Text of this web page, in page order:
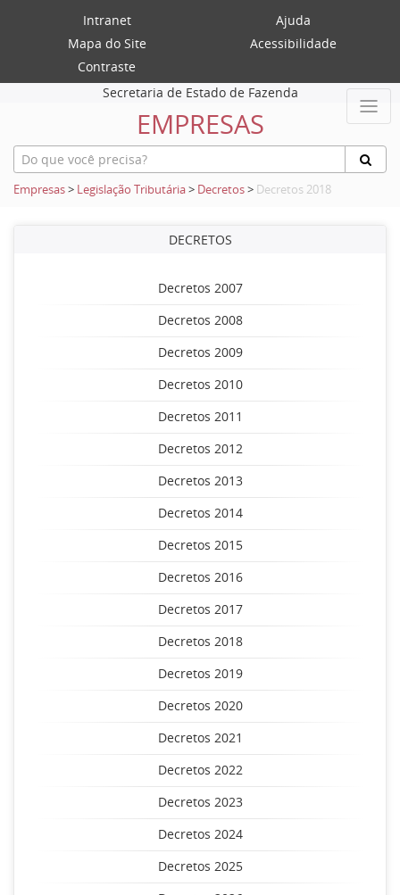
Intranet
Ajuda
Mapa do Site
Acessibilidade
Contraste
Secretaria de Estado de Fazenda
EMPRESAS
Empresas> Legislação Tributária> Decretos> Decretos 2018
DECRETOS
Decretos 2007
Decretos 2008
Decretos 2009
Decretos 2010
Decretos 2011
Decretos 2012
Decretos 2013
Decretos 2014
Decretos 2015
Decretos 2016
Decretos 2017
Decretos 2018
Decretos 2019
Decretos 2020
Decretos 2021
Decretos 2022
Decretos 2023
Decretos 2024
Decretos 2025